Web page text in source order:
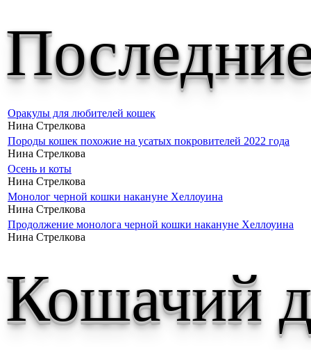
Оракулы для любителей кошек
Нина Стрелкова
Породы кошек похожие на усатых покровителей 2022 года
Нина Стрелкова
Осень и коты
Нина Стрелкова
Монолог черной кошки накануне Хеллоуина
Нина Стрелкова
Продолжение монолога черной кошки накануне Хеллоуина
Нина Стрелкова
Кошачий